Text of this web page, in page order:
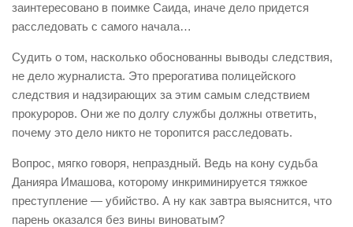
заинтересовано в поимке Саида, иначе дело придется
расследовать с самого начала…
Судить о том, насколько обоснованны выводы следствия,
не дело журналиста. Это прерогатива полицейского
следствия и надзирающих за этим самым следствием
прокуроров. Они же по долгу службы должны ответить,
почему это дело никто не торопится расследовать.
Вопрос, мягко говоря, непраздный. Ведь на кону судьба
Данияра Имашова, которому инкриминируется тяжкое
преступление — убийство. А ну как завтра выяснится, что
парень оказался без вины виноватым?